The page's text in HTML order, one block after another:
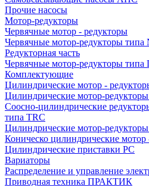
Прочие насосы
Мотор-редукторы
Червячные мотор - редукторы
Червячные мотор-редукторы типа
Редукторная часть
Червячные мотор-редукторы типа
Комплектующие
Цилиндрические мотор -
Цилиндрические мотор-
Соосно-цилиндрические
типа TRC
Цилиндрические мотор-
Коническо цилиндрические мотор
Цилиндрические приставки PC
Вариаторы
Распределение и управление
Приводная техника ПРАКТИК